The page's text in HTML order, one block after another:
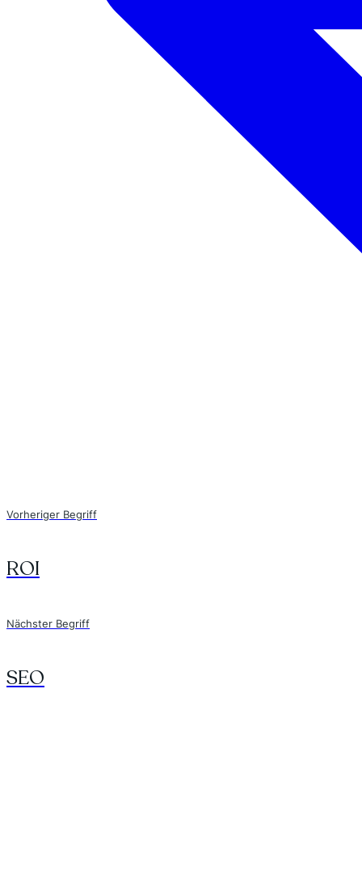
Vorheriger Begriff
ROI
Nächster Begriff
SEO